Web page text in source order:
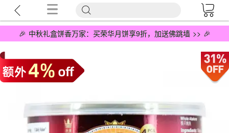
🎉 中秋礼盒饼香万家：买荣华月饼享9折，加送佛跳墙 >> 🎉